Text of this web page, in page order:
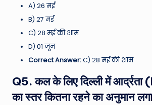
A) 26 मई
B) 27 मई
C) 28 मई की शाम
D) 01 जून
Correct Answer:C) 28 मई की शाम
Q5. कल के लिए दिल्ली में
का स्तर कितना रहने का अनुमान